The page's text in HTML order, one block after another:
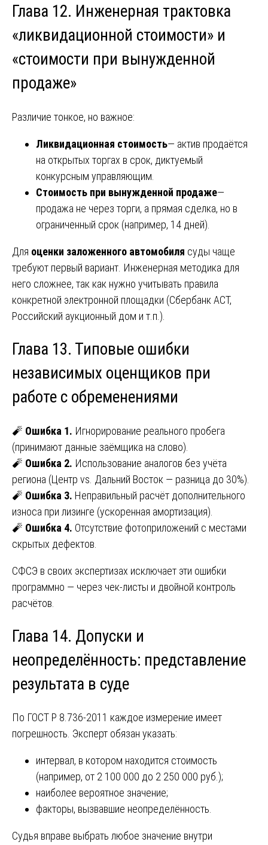
Глава 12. Инженерная трактовка
«ликвидационной стоимости» и
«стоимости при вынужденной
продаже»
Различие тонкое, но важное:
Ликвидационная стоимость— актив продаётся
на открытых торгах в срок, диктуемый
конкурсным управляющим.
Стоимость при вынужденной продаже—
продажа не через торги, а прямая сделка, но в
ограниченный срок (например, 14 дней).
Для оценки заложенного автомобиля суды чаще
требуют первый вариант. Инженерная методика для
него сложнее, так как нужно учитывать правила
конкретной электронной площадки (Сбербанк АСТ,
Российский аукционный дом и т.п.).
Глава 13. Типовые ошибки
независимых оценщиков при
работе с обременениями
🧨 Ошибка 1. Игнорирование реального пробега
(принимают данные заёмщика на слово).
🧨 Ошибка 2. Использование аналогов без учёта
региона (Центр vs. Дальний Восток — разница до 30%).
🧨 Ошибка 3. Неправильный расчёт дополнительного
износа при лизинге (ускоренная амортизация).
🧨 Ошибка 4. Отсутствие фотоприложений с местами
скрытых дефектов.
СФСЭ в своих экспертизах исключает эти ошибки
программно — через чек-листы и двойной контроль
расчётов.
Глава 14. Допуски и
неопределённость: представление
результата в суде
По ГОСТ Р 8.736-2011 каждое измерение имеет
погрешность. Эксперт обязан указать:
интервал, в котором находится стоимость
(например, от 2 100 000 до 2 250 000 руб.);
наиболее вероятное значение;
факторы, вызвавшие неопределённость.
Судья вправе выбрать любое значение внутри